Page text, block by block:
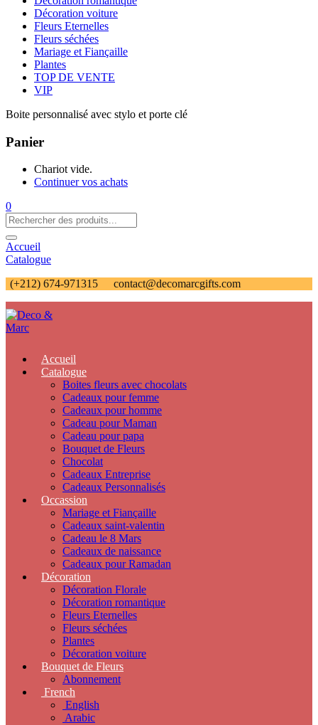
Décoration voiture
Fleurs Eternelles
Fleurs séchées
Mariage et Fiançaille
Plantes
TOP DE VENTE
VIP
Boite personnalisé avec stylo et porte clé
Panier
Chariot vide.
Continuer vos achats
0
Accueil
Catalogue
(+212) 674-971315
contact@decomarcgifts.com
Accueil
Catalogue
Boites fleurs avec chocolats
Cadeaux pour femme
Cadeaux pour homme
Cadeau pour Maman
Cadeau pour papa
Bouquet de Fleurs
Chocolat
Cadeaux Entreprise
Cadeaux Personnalisés
Occassion
Mariage et Fiançaille
Cadeaux saint-valentin
Cadeau le 8 Mars
Cadeaux de naissance
Cadeaux pour Ramadan
Décoration
Décoration Florale
Décoration romantique
Fleurs Eternelles
Fleurs séchées
Plantes
Décoration voiture
Bouquet de Fleurs
Abonnement
French
English
Arabic